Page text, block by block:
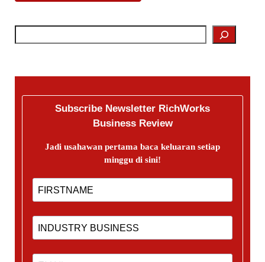
Subscribe Newsletter RichWorks
Business Review
Jadi usahawan pertama baca keluaran setiap
minggu di sini!